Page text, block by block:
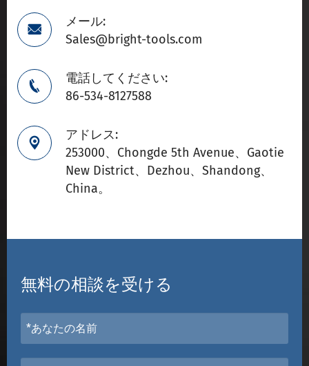

メール:
Sales@bright-tools.com

電話してください:
86-534-8127588

アドレス:
253000、Chongde 5th Avenue、Gaotie
New District、Dezhou、Shandong、
China。
無料の相談を受ける